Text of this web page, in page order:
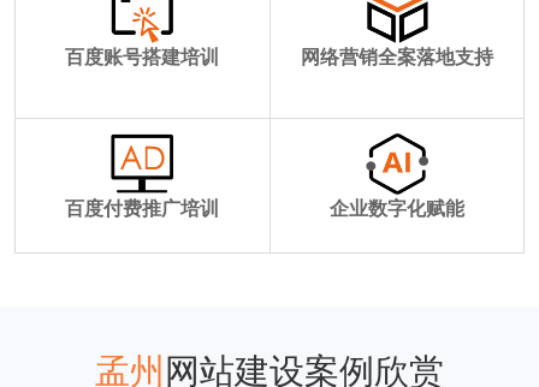
百度账号搭建培训 网络营销全案落地支持
百度付费推广培训 企业数字化赋能
孟州 网站建设案例欣赏